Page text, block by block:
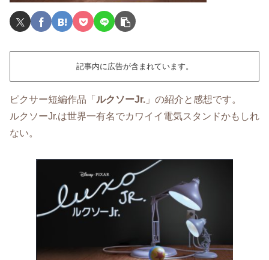
記事内に広告が含まれています。
ピクサー短編作品「 ルクソーJr. 」の紹介と感想です。
ルクソーJr.は世界一有名でカワイイ電気スタンドかもしれ
ない。